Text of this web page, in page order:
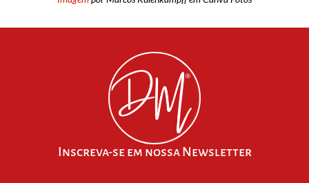
Inscreva-se em nossa Newsletter